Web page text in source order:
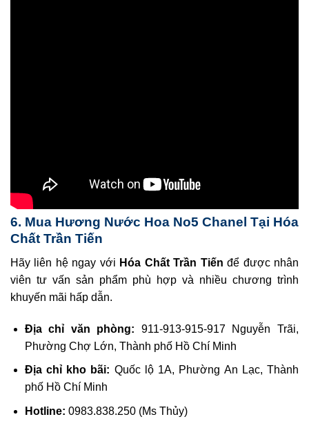
6. Mua Hương Nước Hoa No5 Chanel Tại Hóa
Chất Trần Tiến
Hãy liên hệ ngay với Hóa Chất Trần Tiến để được nhân
viên tư vấn sản phẩm phù hợp và nhiều chương trình
khuyến mãi hấp dẫn.
Địa chỉ văn phòng: 911-913-915-917 Nguyễn Trãi,
Phường Chợ Lớn, Thành phố Hồ Chí Minh
Địa chỉ kho bãi: Quốc lộ 1A, Phường An Lạc, Thành
phố Hồ Chí Minh
Hotline: 0983.838.250 (Ms Thủy)